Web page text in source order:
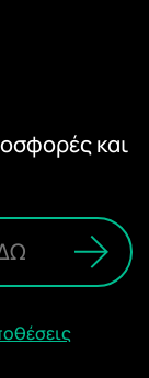
και